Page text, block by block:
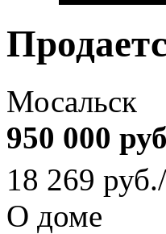
Мосальск
950 000
18 269
О доме